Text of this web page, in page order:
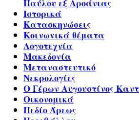
Παύλου εξ Αροάνιας
Ιστορικά
Κατασκηνώσεις
Κοινωνικά θέματα
Λογοτεχνία
Μακεδονία
Μεταναστευτικό
Νεκρολογίες
Ο Γέρων Αυγουστίνος
Οικονομικά
Πεδίο Άρεως